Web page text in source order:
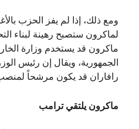
ومع ذلك، إذا لم يفز الحزب
لماكرون ستصبح رهينة لبناء
ماكرون قد يستخدم وزارة
الجمهورية، ويقال إن رئيس
رافاران قد يكون مرشحاً
ماكرون يلتقي ترامب